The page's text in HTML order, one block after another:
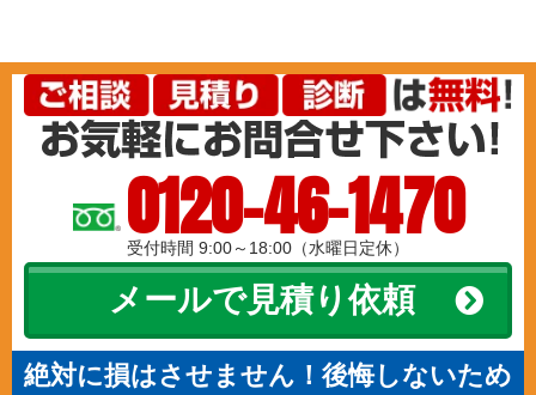
0120-46-1470
受付時間 9:00～18:00（水曜日定休）
メールで見積り依頼
絶対に損はさせません！後悔しないため